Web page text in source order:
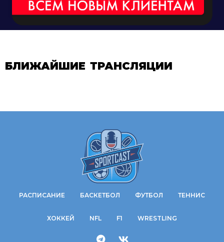
БЛИЖАЙШИЕ ТРАНСЛЯЦИИ
РАСПИСАНИЕ БАСКЕТБОЛ ФУТБОЛ ТЕННИС
ХОККЕЙ NFL F1 WRESTLING